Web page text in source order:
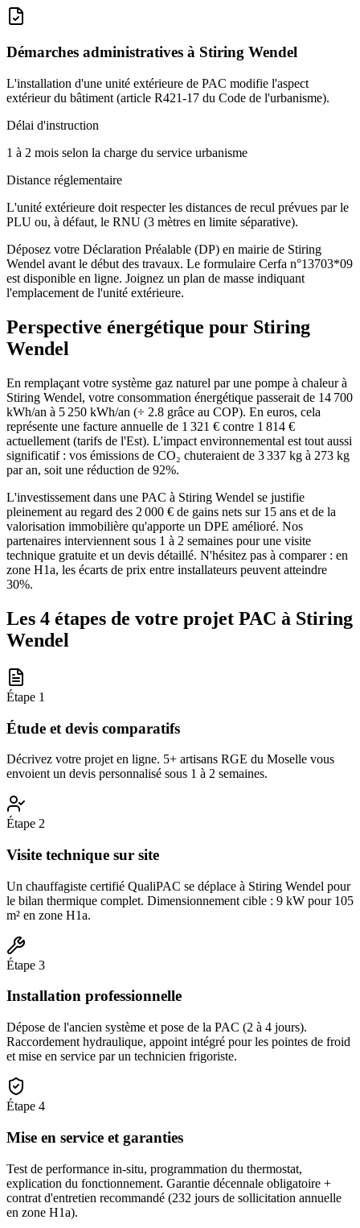
Démarches administratives à Stiring Wendel
L'installation d'une unité extérieure de PAC modifie l'aspect
extérieur du bâtiment (article R421-17 du Code de l'urbanisme).
Délai d'instruction
1 à 2 mois selon la charge du service urbanisme
Distance réglementaire
L'unité extérieure doit respecter les distances de recul prévues par le
PLU ou, à défaut, le RNU (3 mètres en limite séparative).
Déposez votre Déclaration Préalable (DP) en mairie de Stiring
Wendel avant le début des travaux. Le formulaire Cerfa n°13703*09
est disponible en ligne. Joignez un plan de masse indiquant
l'emplacement de l'unité extérieure.
Perspective énergétique pour Stiring
Wendel
En remplaçant votre système gaz naturel par une pompe à chaleur à
Stiring Wendel, votre consommation énergétique passerait de 14 700
kWh/an à 5 250 kWh/an (÷ 2.8 grâce au COP). En euros, cela
représente une facture annuelle de 1 321 € contre 1 814 €
actuellement (tarifs de l'Est). L'impact environnemental est tout aussi
significatif : vos émissions de CO₂ chuteraient de 3 337 kg à 273 kg
par an, soit une réduction de 92%.
L'investissement dans une PAC à Stiring Wendel se justifie
pleinement au regard des 2 000 € de gains nets sur 15 ans et de la
valorisation immobilière qu'apporte un DPE amélioré. Nos
partenaires interviennent sous 1 à 2 semaines pour une visite
technique gratuite et un devis détaillé. N'hésitez pas à comparer : en
zone H1a, les écarts de prix entre installateurs peuvent atteindre
30%.
Les 4 étapes de votre projet PAC à Stiring
Wendel
Étape 1
Étude et devis comparatifs
Décrivez votre projet en ligne. 5+ artisans RGE du Moselle vous
envoient un devis personnalisé sous 1 à 2 semaines.
Étape 2
Visite technique sur site
Un chauffagiste certifié QualiPAC se déplace à Stiring Wendel pour
le bilan thermique complet. Dimensionnement cible : 9 kW pour 105
m² en zone H1a.
Étape 3
Installation professionnelle
Dépose de l'ancien système et pose de la PAC (2 à 4 jours).
Raccordement hydraulique, appoint intégré pour les pointes de froid
et mise en service par un technicien frigoriste.
Étape 4
Mise en service et garanties
Test de performance in-situ, programmation du thermostat,
explication du fonctionnement. Garantie décennale obligatoire +
contrat d'entretien recommandé (232 jours de sollicitation annuelle
en zone H1a).